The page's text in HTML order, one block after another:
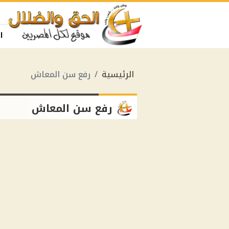
الرئيسية رفع سن المعاش
رفع سن المعاش